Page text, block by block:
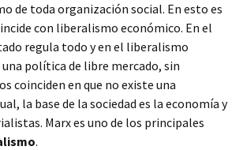
de toda organización social. En esto es
con liberalismo económico. En el
regula todo y en el liberalismo
política de libre mercado, sin
coinciden en que no existe una
la base de la sociedad es la economía y
Marx es uno de los principales
.